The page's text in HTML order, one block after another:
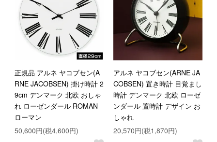
正規品 アルネ ヤコブセン(A
RNE JACOBSEN) 掛け時計 2
9cm デンマーク 北欧 おしゃ
れ ローゼンダール ROMAN
ローマン
50,600円(税4,600円)
アルネ ヤコブセン(ARNE JA
COBSEN) 置き時計 目覚まし
時計 デンマーク 北欧 ローゼ
ンダール 置時計 デザイン お
しゃれ
20,570円(税1,870円)